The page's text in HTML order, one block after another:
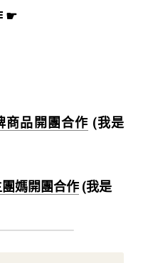
商品開團合作 (我是
媽開團合作 (我是